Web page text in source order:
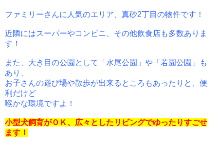
ファミリーさんに人気のエリア、真砂2丁目の物件です！
近隣にはスーパーやコンビニ、その他飲食店も多数ありま
す！
また、大き目の公園として「水尾公園」や「若園公園」も
あり、
お子さんの遊び場や散歩が出来るところもあったりと、便
利だけど
喉かな環境ですよ！
小型犬飼育がＯＫ、広々としたリビングでゆったりすごせ
ます！